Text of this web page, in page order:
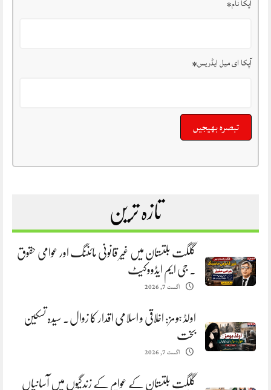
آپکا نام*
آپکا ای میل ایڈریس*
تازہ ترین
گلگت بلتستان میں غیر قانونی مائننگ اور عوامی حقوق
. جی ایم ایڈووکیٹ
اگست 7, 2026
اولڈ ہومز: اخلاقی و اسلامی اقدار کا زوال. سیدہ تسکین
بخت
اگست 7, 2026
گلگت بلتستان کے عوام کے زندگیوں میں آسانیاں